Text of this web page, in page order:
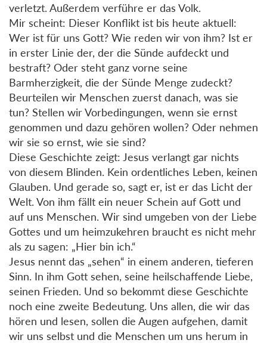
verletzt. Außerdem verführe er das Volk.
Mir scheint: Dieser Konflikt ist bis heute aktuell:
Wer ist für uns Gott? Wie reden wir von ihm? Ist er
in erster Linie der, der die Sünde aufdeckt und
bestraft? Oder steht ganz vorne seine
Barmherzigkeit, die der Sünde Menge zudeckt?
Beurteilen wir Menschen zuerst danach, was sie
tun? Stellen wir Vorbedingungen, wenn sie ernst
genommen und dazu gehören wollen? Oder nehmen
wir sie so ernst, wie sie sind?
Diese Geschichte zeigt: Jesus verlangt gar nichts
von diesem Blinden. Kein ordentliches Leben, keinen
Glauben. Und gerade so, sagt er, ist er das Licht der
Welt. Von ihm fällt ein neuer Schein auf Gott und
auf uns Menschen. Wir sind umgeben von der Liebe
Gottes und um heimzukehren braucht es nicht mehr
als zu sagen: „Hier bin ich.“
Jesus nennt das „sehen“ in einem anderen, tieferen
Sinn. In ihm Gott sehen, seine heilschaffende Liebe,
seinen Frieden. Und so bekommt diese Geschichte
noch eine zweite Bedeutung. Uns allen, die wir das
hören und lesen, sollen die Augen aufgehen, damit
wir uns selbst und die Menschen um uns herum in